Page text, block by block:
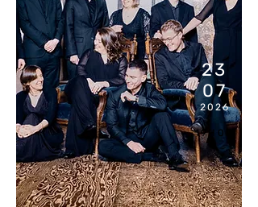
19H00
23
07
2026